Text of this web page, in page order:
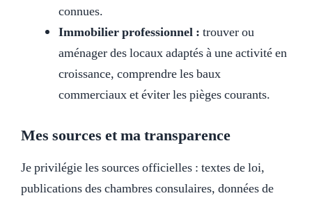
connues.
Immobilier professionnel : trouver ou
aménager des locaux adaptés à une activité en
croissance, comprendre les baux
commerciaux et éviter les pièges courants.
Mes sources et ma transparence
Je privilégie les sources officielles : textes de loi,
publications des chambres consulaires, données de